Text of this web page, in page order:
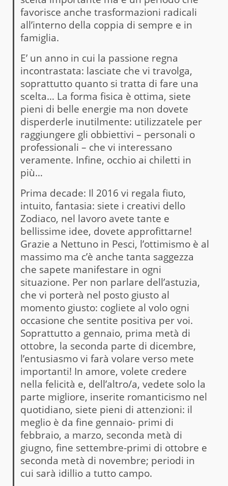
favorisce anche trasformazioni radicali
all’interno della coppia di sempre e in
famiglia.
E’ un anno in cui la passione regna
incontrastata: lasciate che vi travolga,
soprattutto quanto si tratta di fare una
scelta… La forma fisica è ottima, siete
pieni di belle energie ma non dovete
disperderle inutilmente: utilizzatele per
raggiungere gli obbiettivi – personali o
professionali – che vi interessano
veramente. Infine, occhio ai chiletti in
più…
Prima decade: Il 2016 vi regala fiuto,
intuito, fantasia: siete i creativi dello
Zodiaco, nel lavoro avete tante e
bellissime idee, dovete approfittarne!
Grazie a Nettuno in Pesci, l’ottimismo è al
massimo ma c’è anche tanta saggezza
che sapete manifestare in ogni
situazione. Per non parlare dell’astuzia,
che vi porterà nel posto giusto al
momento giusto: cogliete al volo ogni
occasione che sentite positiva per voi.
Soprattutto a gennaio, prima metà di
ottobre, la seconda parte di dicembre,
l’entusiasmo vi farà volare verso mete
importanti! In amore, volete credere
nella felicità e, dell’altro/a, vedete solo la
parte migliore, inserite romanticismo nel
quotidiano, siete pieni di attenzioni: il
meglio è da fine gennaio- primi di
febbraio, a marzo, seconda metà di
giugno, fine settembre-primi di ottobre e
seconda metà di novembre; periodi in
cui sarà idillio a tutto campo.